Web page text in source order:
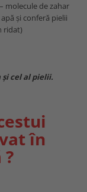
– molecule de zahar
și conferă pielii
ridat)
cel al pielii.
în